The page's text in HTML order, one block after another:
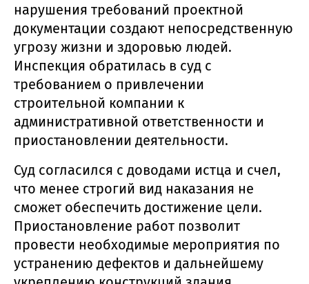
нарушения требований проектной
документации создают непосредственную
угрозу жизни и здоровью людей.
Инспекция обратилась в суд с
требованием о привлечении
строительной компании к
административной ответственности и
приостановлении деятельности.
Суд согласился с доводами истца и счел,
что менее строгий вид наказания не
сможет обеспечить достижение цели.
Приостановление работ позволит
провести необходимые мероприятия по
устранению дефектов и дальнейшему